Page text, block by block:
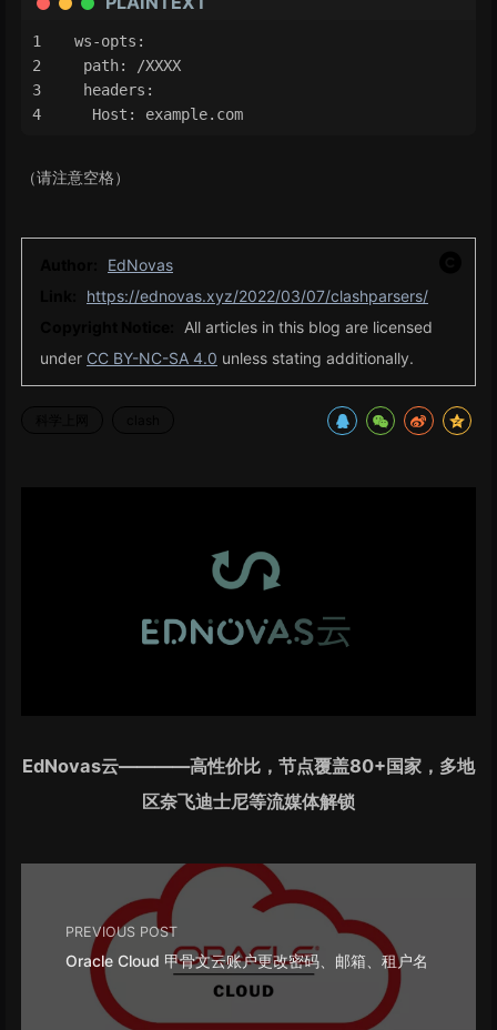
ws-opts:
path: /XXXX
headers:
  Host: example.com
（请注意空格）
EdNovas
https://ednovas.xyz/2022/03/07/clashparsers/
All articles in this blog are licensed
under CC BY-NC-SA 4.0 unless stating additionally.
EdNovas云————高性价比，节点覆盖80+国家，多地
区奈飞迪士尼等流媒体解锁
PREVIOUS POST
Oracle Cloud 甲骨文云账户更改密码、邮箱、租户名